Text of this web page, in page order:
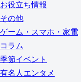
お役立ち情報
その他
ゲーム・スマホ・家電
コラム
季節イベント
有名人エンタメ